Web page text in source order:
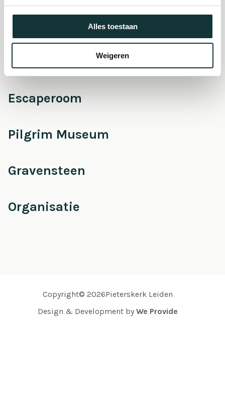
Alles toestaan
Weigeren
Onderhoud &
Escaperoom
Pilgrim Museum
Gravensteen
Organisatie
Copyright© 2026Pieterskerk Leiden
Design & Development by We Provide